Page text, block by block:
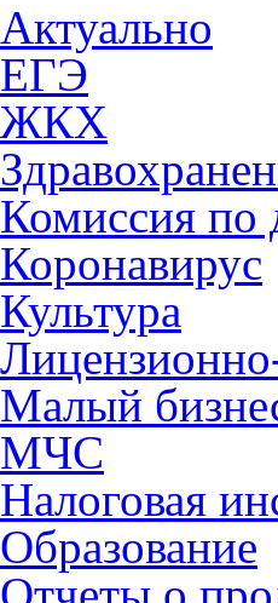
Актуально
ЕГЭ
ЖКХ
Комиссия по
Коронавирус
Культура
Малый
МЧС
Налоговая
Образование